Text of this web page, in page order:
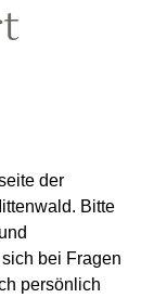
der
Bitte
bei Fragen
persönlich